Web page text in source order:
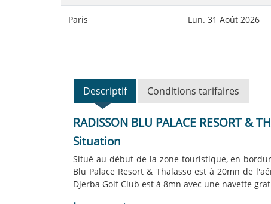
Paris Lun. 31 Août 2026
Descriptif Conditions tarifaires
RADISSON BLU PALACE RESORT &
Situation
Situé au début de la zone touristique, en
Blu Palace Resort & Thalasso est à 20mn de
Djerba Golf Club est à 8mn avec une navette